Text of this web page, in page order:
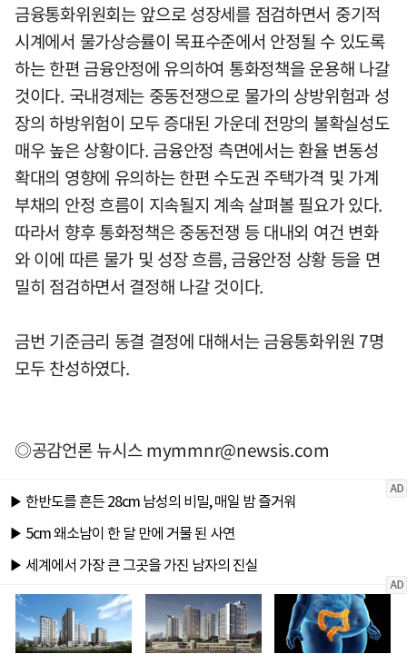
금융통화위원회는 앞으로 성장세를 점검하면서 중기적
시계에서 물가상승률이 목표수준에서 안정될 수 있도록
하는 한편 금융안정에 유의하여 통화정책을 운용해 나갈
것이다. 국내경제는 중동전쟁으로 물가의 상방위험과 성
장의 하방위험이 모두 증대된 가운데 전망의 불확실성도
매우 높은 상황이다. 금융안정 측면에서는 환율 변동성
확대의 영향에 유의하는 한편 수도권 주택가격 및 가계
부채의 안정 흐름이 지속될지 계속 살펴볼 필요가 있다.
따라서 향후 통화정책은 중동전쟁 등 대내외 여건 변화
와 이에 따른 물가 및 성장 흐름, 금융안정 상황 등을 면
밀히 점검하면서 결정해 나갈 것이다.
금번 기준금리 동결 결정에 대해서는 금융통화위원 7명
모두 찬성하였다.
◎공감언론 뉴시스mymmnr@newsis.com